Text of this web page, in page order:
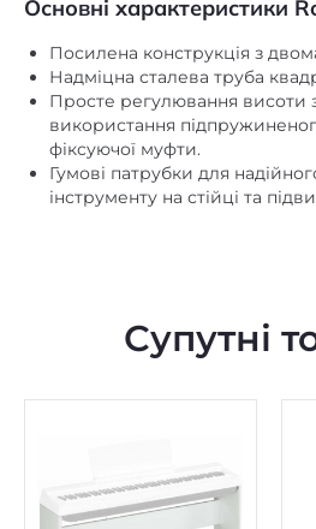
Основні характеристики
Посилена конструкція з
Надміцна сталева труба
Просте регулювання висоти
використання
фіксуючої муфти.
Гумові патрубки для
інструменту на стійці та
Супутні